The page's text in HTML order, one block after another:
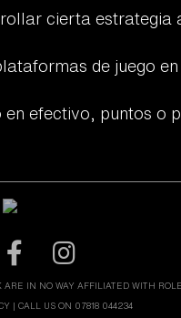
cierta estrategia
de juego
efectivo, puntos o
ARE IN NO WAY AFFILIATED WITH
| CALL US ON 07818 044234